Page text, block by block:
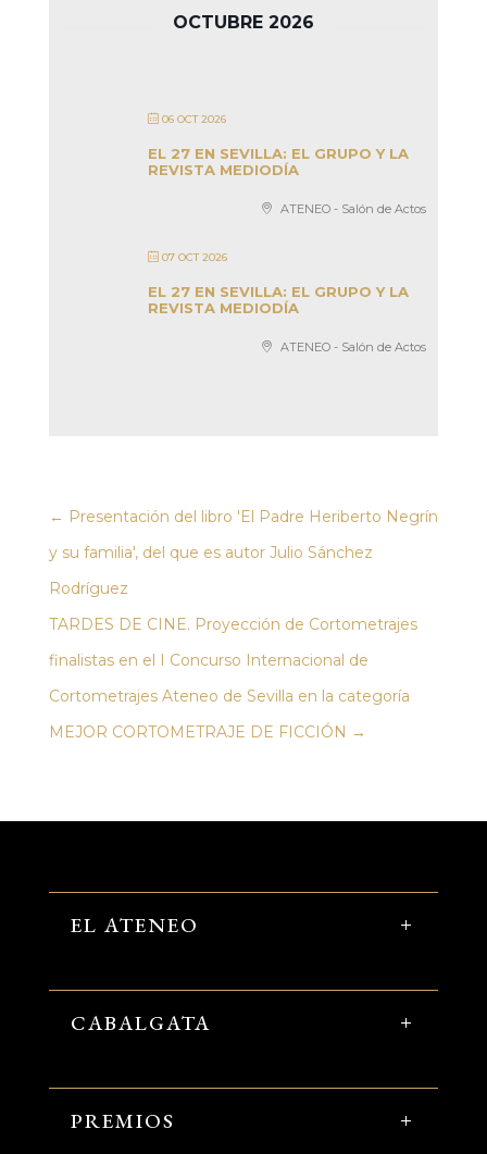
OCTUBRE 2026
06 OCT 2026
EL 27 EN SEVILLA: EL GRUPO Y LA
REVISTA MEDIODÍA
ATENEO - Salón de Actos
07 OCT 2026
EL 27 EN SEVILLA: EL GRUPO Y LA
REVISTA MEDIODÍA
ATENEO - Salón de Actos
← Presentación del libro 'El Padre Heriberto Negrín
y su familia', del que es autor Julio Sánchez
Rodríguez
TARDES DE CINE. Proyección de Cortometrajes
finalistas en el I Concurso Internacional de
Cortometrajes Ateneo de Sevilla en la categoría
MEJOR CORTOMETRAJE DE FICCIÓN →
EL ATENEO
CABALGATA
PREMIOS